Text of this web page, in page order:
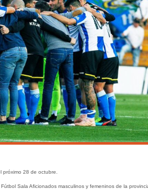
28 de octubre.
Sala Aficionados masculinos y femeninos de la